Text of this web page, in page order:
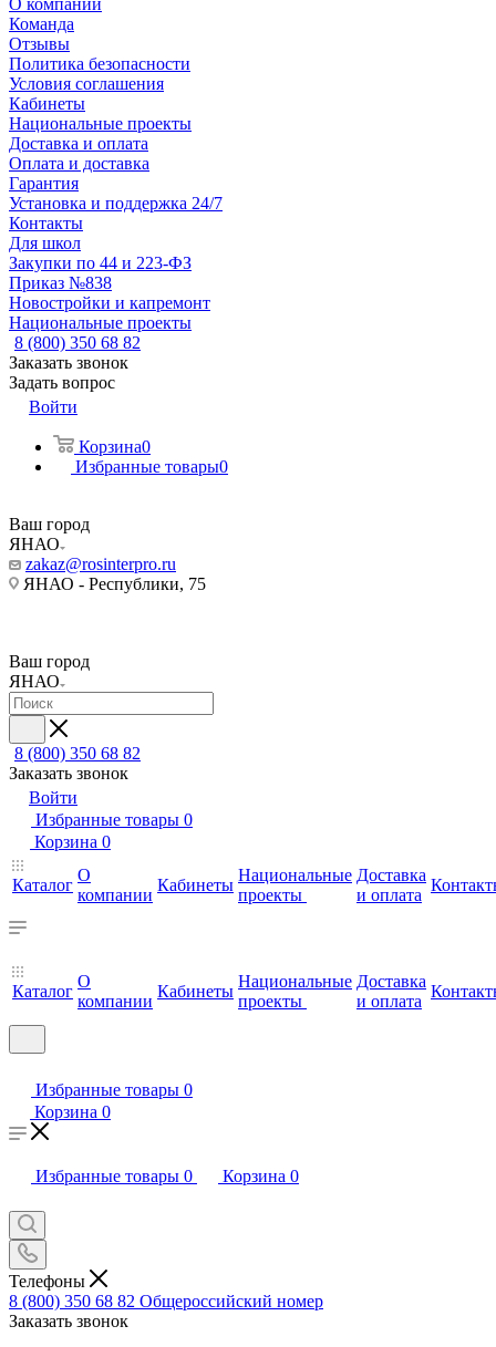
О компании
Команда
Отзывы
Политика безопасности
Условия соглашения
Кабинеты
Национальные проекты
Доставка и оплата
Оплата и доставка
Гарантия
Установка и поддержка 24/7
Контакты
Для школ
Закупки по 44 и 223-ФЗ
Приказ №838
Новостройки и капремонт
Национальные проекты
8 (800) 350 68 82
Заказать звонок
Задать вопрос
Войти
Корзина0
Избранные товары0
Ваш город
ЯНАО
zakaz@rosinterpro.ru
ЯНАО - Республики, 75
Ваш город
ЯНАО
8 (800) 350 68 82
Заказать звонок
Войти
Избранные товары 0
Корзина 0
Каталог
О
компании
Кабинеты
Национальные
проекты
Доставка
и оплата
Каталог
О
компании
Кабинеты
Национальные
проекты
Доставка
и оплата
Избранные товары 0
Корзина 0
Избранные товары 0 Корзина 0
Телефоны
8 (800) 350 68 82 Общероссийский номер
Заказать звонок